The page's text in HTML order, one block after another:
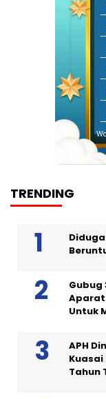
TRENDING
Gubug
Untuk
APH
Tahun